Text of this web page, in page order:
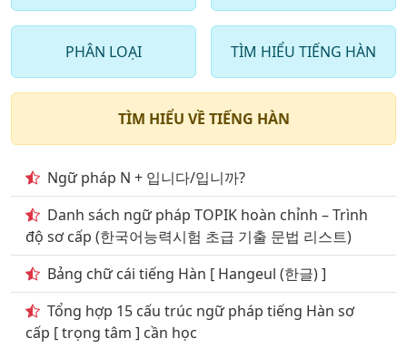
13. Những Từ vựng tiếng hàn quốc về Chủ đề giai trí
đề giao dục đào tạo
. Những Từ vựng tiếng hàn quốc nói về Chủ đề
Giao thông đi lại
16. Từ vựng tiếng hàn Chủ đề kiến trúc Những công
trình kiến trúc
17. Những Từ vựng tiếng hàn quốc nói về Chủ đề môi
trường
18 . Những Từ vựng tiếng hàn quốc nói về Chủ đề
mua săm shopping
PHÂN LOẠI TÌM HIỂU TIẾNG HÀN
TÌM HIỂU VỀ TIẾNG HÀN
Ngữ pháp N + 입니다/입니까?
Danh sách ngữ pháp TOPIK hoàn chỉnh – Trình
độ sơ cấp (한국어능력시험 초급 기출 문법 리스트)
Bảng chữ cái tiếng Hàn [ Hangeul (한글) ]
Tổng hợp 15 cấu trúc ngữ pháp tiếng Hàn sơ
cấp [ trọng tâm ] cần học